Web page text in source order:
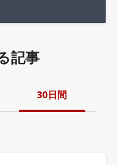
記事
30日間